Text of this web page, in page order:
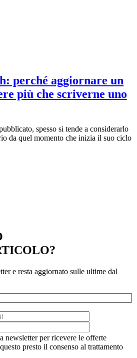
perché aggiornare un
più che scriverne uno
spesso si tende a considerarlo
da quel momento che inizia il suo ciclo
e resta aggiornato sulle ultime dal
newsletter per ricevere le offerte
presto il consenso al trattamento